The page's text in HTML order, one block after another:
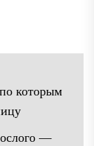
которым
—